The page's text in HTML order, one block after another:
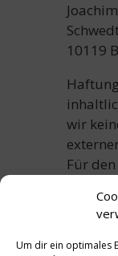
Um dir ein optimales
10119
wir
Für